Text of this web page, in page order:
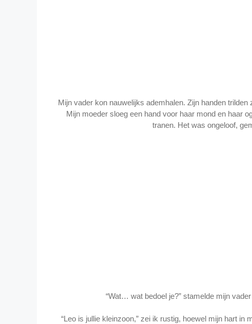
Mijn vader kon nauwelijks ademhalen. Zijn handen
Mijn moeder sloeg een hand voor haar mond en haar
tranen. Het was ongeloof,
“Wat… wat bedoel je?” stamelde mijn
“Leo is jullie kleinzoon,” zei ik rustig, hoewel mijn hart in